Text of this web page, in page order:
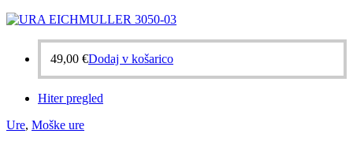
49,00 €Dodaj v košarico
Hiter pregled
Ure, Moške ure